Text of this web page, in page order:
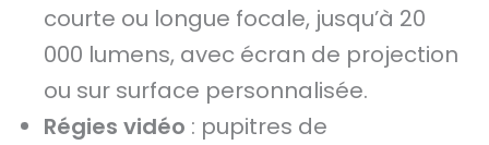
courte ou longue focale, jusqu’à 20
000 lumens, avec écran de projection
ou sur surface personnalisée.
Régies vidéo : pupitres de